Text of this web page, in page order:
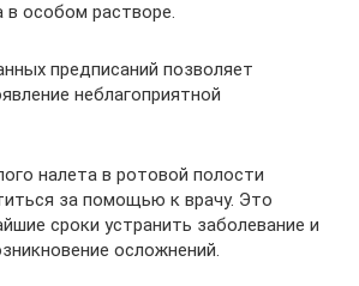
в особом растворе.
предписаний позволяет
неблагоприятной
налета в ротовой полости
за помощью к врачу. Это
сроки устранить заболевание и
осложнений.